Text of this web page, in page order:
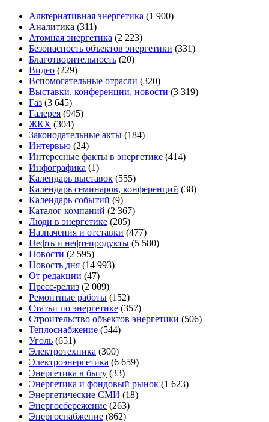
Альтернативная энергетика (1 900)
Аналитика (311)
Атомная энергетика (2 223)
Безопасность объектов энергетики (331)
Благотворительность (20)
Видео (229)
Вспомогательные отрасли (320)
Выставки, конференции, новости (3 319)
Газ (3 645)
Галерея (945)
ЖКХ (304)
Законодательные акты (184)
Интервью (24)
Интересные факты в энергетике (414)
Инфографика (1)
Календарь выставок (555)
Календарь семинаров, конференций (38)
Календарь событий (9)
Каталог компаний (2 367)
Люди в энергетике (205)
Назначения и отставки (477)
Нефть и нефтепродукты (5 580)
Новости (2 595)
Новость дня (14 993)
От редакции (47)
Пресс-релиз (2 009)
Ремонтные работы (152)
Статьи по энергетике (357)
Строительство объектов энергетики (506)
Теплоснабжение (544)
Уголь (651)
Электротехника (300)
Электроэнергетика (6 659)
Энергетика в быту (33)
Энергетика и фондовый рынок (1 623)
Энергетические СМИ (18)
Энергосбережение (263)
Энергоснабжение (862)